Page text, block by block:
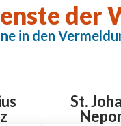
der
in den
St.